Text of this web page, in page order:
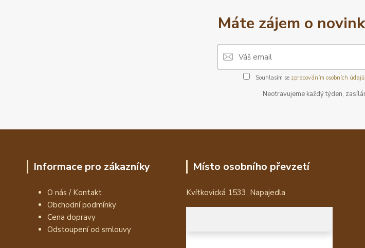
Máte zájem o
Souhlasím se zpracováním osobních údajů
Neotravujeme každý týden,
Informace pro zákazníky
O nás / Kontakt
Obchodní podmínky
Cena dopravy
Odstoupení od smlouvy
Místo osobního převzetí
Kvítkovická 1533, Napajedla